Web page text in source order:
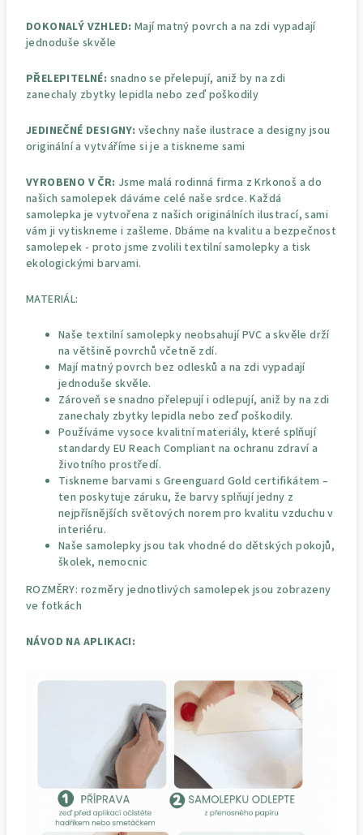
DOKONALÝ VZHLED: Mají matný povrch a na zdi vypadají
jednoduše skvěle
PŘELEPITELNÉ: snadno se přelepují, aniž by na zdi
zanechaly zbytky lepidla nebo zeď poškodily
JEDINEČNÉ DESIGNY: všechny naše ilustrace a designy jsou
originální a vytváříme si je a tiskneme sami
VYROBENO V ČR: Jsme malá rodinná firma z Krkonoš a do
našich samolepek dáváme celé naše srdce. Každá
samolepka je vytvořena z našich originálních ilustrací, sami
vám ji vytiskneme i zašleme. Dbáme na kvalitu a bezpečnost
samolepek - proto jsme zvolili textilní samolepky a tisk
ekologickými barvami.
MATERIÁL:
Naše textilní samolepky neobsahují PVC a skvěle drží
na většině povrchů včetně zdí.
Mají matný povrch bez odlesků a na zdi vypadají
jednoduše skvěle.
Zároveň se snadno přelepují i odlepují, aniž by na zdi
zanechaly zbytky lepidla nebo zeď poškodily.
Používáme vysoce kvalitní materiály, které splňují
standardy EU Reach Compliant na ochranu zdraví a
životního prostředí.
Tiskneme barvami s Greenguard Gold certifikátem –
ten poskytuje záruku, že barvy splňují jedny z
nejpřísnějších světových norem pro kvalitu vzduchu v
interiéru.
Naše samolepky jsou tak vhodné do dětských pokojů,
školek, nemocnic
ROZMĚRY: rozměry jednotlivých samolepek jsou zobrazeny
ve fotkách
NÁVOD NA APLIKACI: